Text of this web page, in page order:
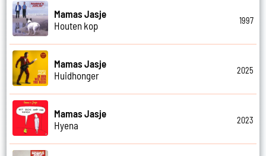
Mamas Jasje
Houten kop
1997
Mamas Jasje
Huidhonger
2025
Mamas Jasje
Hyena
2023